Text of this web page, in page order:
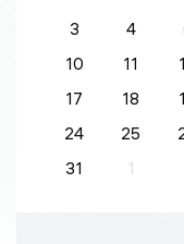
3
4
10
11
17
18
24
25
31
1